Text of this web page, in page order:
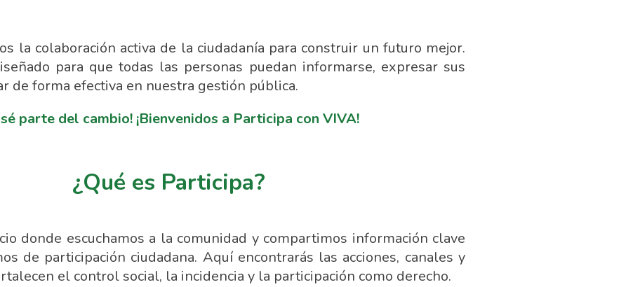
la colaboración activa de la ciudadanía para construir un futuro mejor.
para que todas las personas puedan informarse, expresar sus
de forma efectiva en nuestra gestión pública.
parte del cambio! ¡Bienvenidos a Participa con VIVA!
¿Qué es Participa?
donde escuchamos a la comunidad y compartimos información clave
de participación ciudadana. Aquí encontrarás las acciones, canales y
el control social, la incidencia y la participación como derecho.